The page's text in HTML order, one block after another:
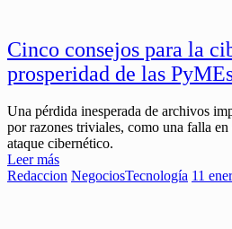
Cinco consejos para la
prosperidad de las
Una pérdida inesperada de archivos
por razones triviales, como una falla
ataque cibernético.
Leer más
Redaccion NegociosTecnología 11